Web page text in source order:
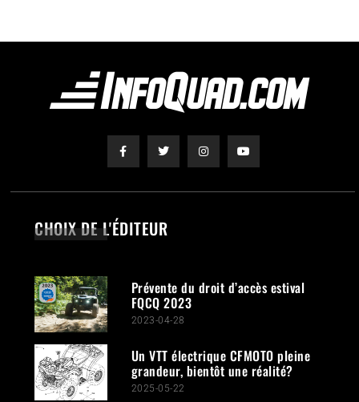
CHOIX DE L'ÉDITEUR
Prévente du droit d’accès estival
FQCQ 2023
2023-04-28
Un VTT électrique CFMOTO pleine
grandeur, bientôt une réalité?
2025-05-22